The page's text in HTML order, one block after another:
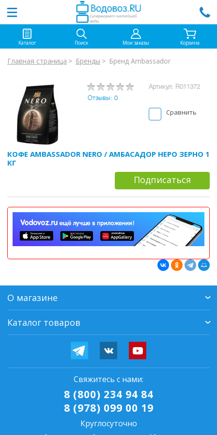
Каталог Поиск Мои заказы Корзина
Главная страница Бренды Бренд Ambassador
Артикул: R011372
Отзывы: 0
Сравнить
КОФЕ AMBASSADOR NERO / АМБАСАДОР НЕРО ЗЕРНО 1
КГ
Подписаться
О магазине
Каталог товаров
Свяжитесь с нами:
8 (800) 234 94 84
8 (978) 099 00 19
Круглосуточно